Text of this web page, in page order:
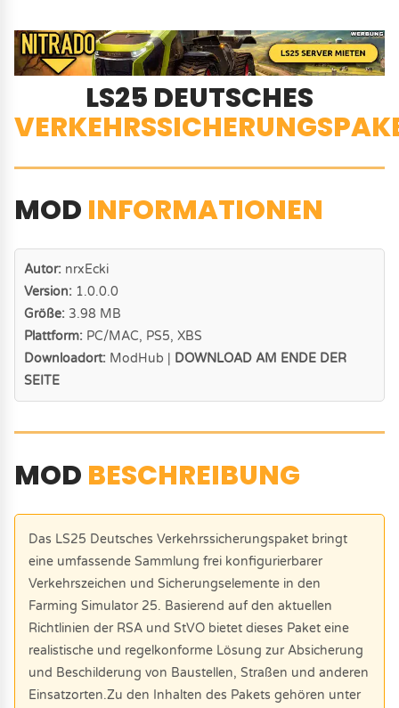
LS25 DEUTSCHES
MOD INFORMATIONEN
Autor: nrxEcki
Version: 1.0.0.0
Größe: 3.98 MB
Plattform: PC/MAC, PS5, XBS
Downloadort: ModHub | DOWNLOAD AM ENDE DER
SEITE
MOD BESCHREIBUNG
Das LS25 Deutsches Verkehrssicherungspaket bringt
eine umfassende Sammlung frei konfigurierbarer
Verkehrszeichen und Sicherungselemente in den
Farming Simulator 25. Basierend auf den aktuellen
Richtlinien der RSA und StVO bietet dieses Paket eine
realistische und regelkonforme Lösung zur Absicherung
und Beschilderung von Baustellen, Straßen und anderen
Einsatzorten.Zu den Inhalten des Pakets gehören unter